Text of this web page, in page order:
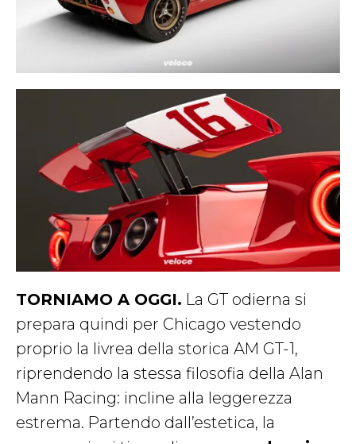
TORNIAMO A OGGI. La GT odierna si
prepara quindi per Chicago vestendo
proprio la livrea della storica AM GT-1,
riprendendo la stessa filosofia della Alan
Mann Racing: incline alla leggerezza
estrema. Partendo dall’estetica, la